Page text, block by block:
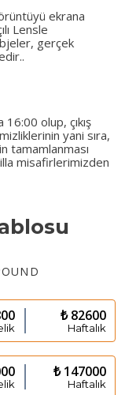
ekrana
Lensle
gerçek
olup, çıkış
yani sıra,
tamamlanması
misafirlerimizden
₺ 82600
Haftalık
₺ 147000
Haftalık